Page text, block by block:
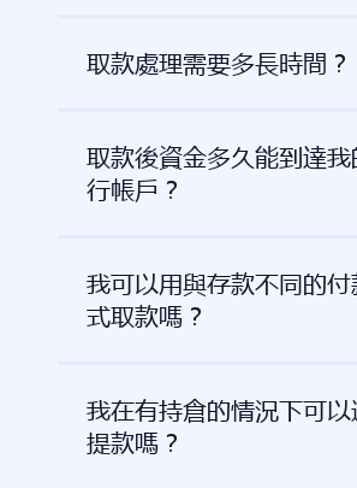
取款處理需要多長時間？
取款後資金多久能到達
行帳戶？
我可以用與存款不同的
式取款嗎？
我在有持倉的情況下可
提款嗎？